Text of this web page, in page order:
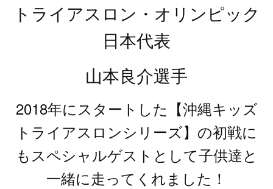
トライアスロン・オリンピック
日本代表
山本良介選手
2018年にスタートした【沖縄キッズ
トライアスロンシリーズ】の初戦に
もスペシャルゲストとして子供達と
一緒に走ってくれました！